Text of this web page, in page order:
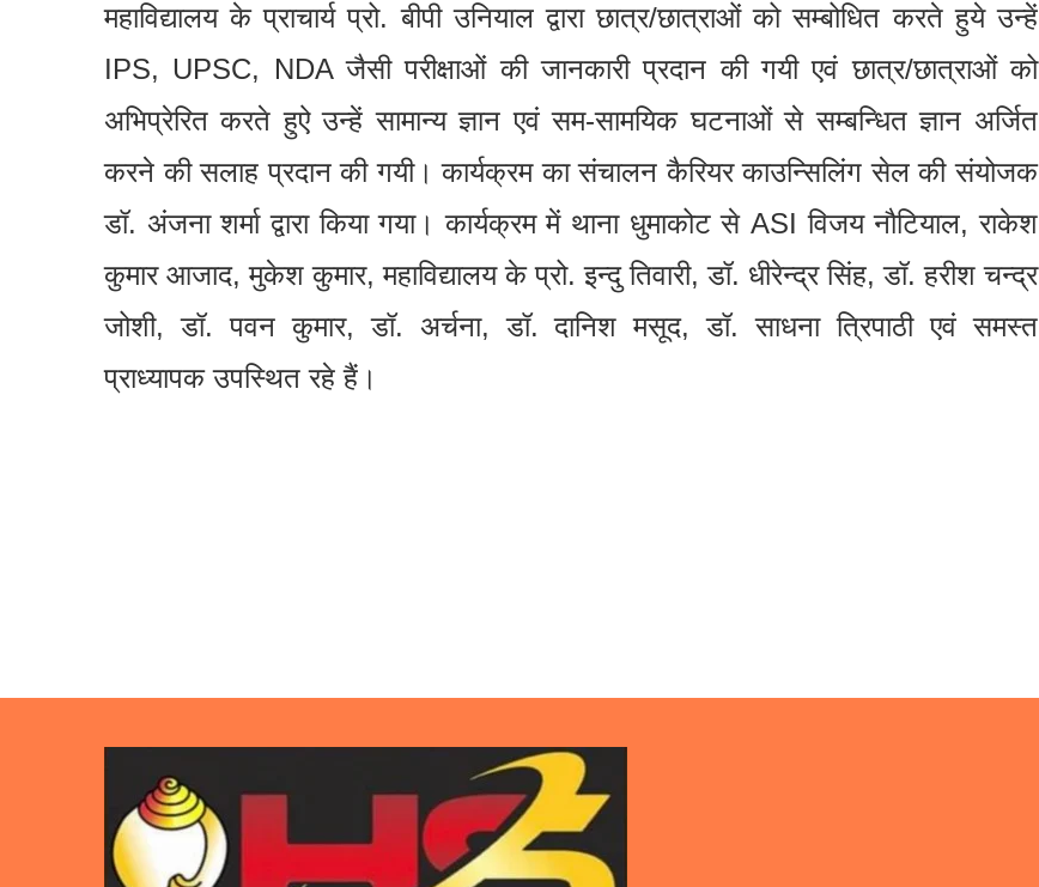
महाविद्यालय के प्राचार्य प्रो. बीपी उनियाल द्वारा छात्र/छात्राओं को सम्बोधित करते हुये उन्हें
IPS, UPSC, NDA जैसी परीक्षाओं की जानकारी प्रदान की गयी एवं छात्र/छात्राओं को
अभिप्रेरित करते हुऐ उन्हें सामान्य ज्ञान एवं सम-सामयिक घटनाओं से सम्बन्धित ज्ञान अर्जित
करने की सलाह प्रदान की गयी। कार्यक्रम का संचालन कैरियर काउन्सिलिंग सेल की संयोजक
डॉ. अंजना शर्मा द्वारा किया गया। कार्यक्रम में थाना धुमाकोट से ASI विजय नौटियाल, राकेश
कुमार आजाद, मुकेश कुमार, महाविद्यालय के प्रो. इन्दु तिवारी, डॉ. धीरेन्द्र सिंह, डॉ. हरीश चन्द्र
जोशी, डॉ. पवन कुमार, डॉ. अर्चना, डॉ. दानिश मसूद, डॉ. साधना त्रिपाठी एवं समस्त
प्राध्यापक उपस्थित रहे हैं।